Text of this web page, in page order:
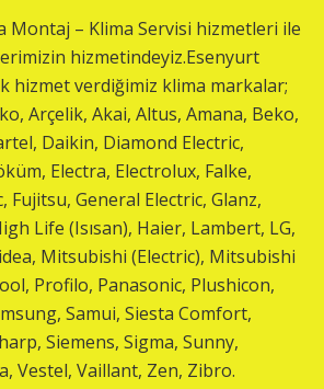
Montaj – Klima Servisi hizmetleri ile
hizmetindeyiz.Esenyurt
hizmet verdiğimiz klima markalar;
Arçelik, Akai, Altus, Amana, Beko,
Daikin, Diamond Electric,
Electra, Electrolux, Falke,
Fujitsu, General Electric, Glanz,
Life (Isısan), Haier, Lambert, LG,
Mitsubishi (Electric), Mitsubishi
Profilo, Panasonic, Plushicon,
Samui, Siesta Comfort,
Siemens, Sigma, Sunny,
Vestel, Vaillant, Zen, Zibro.